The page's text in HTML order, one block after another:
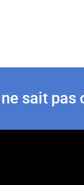
sait pas